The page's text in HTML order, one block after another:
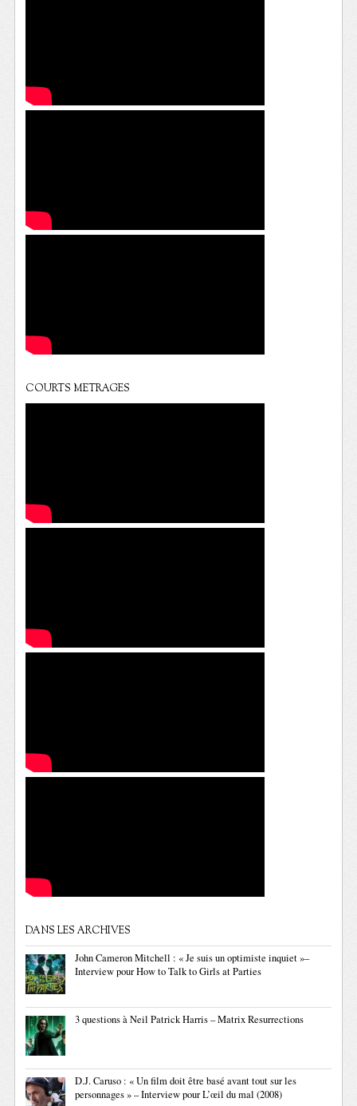
COURTS METRAGES
DANS LES ARCHIVES
John Cameron Mitchell : « Je suis un optimiste inquiet »–
Interview pour How to Talk to Girls at Parties
3 questions à Neil Patrick Harris – Matrix Resurrections
D.J. Caruso : « Un film doit être basé avant tout sur les
personnages » – Interview pour L’œil du mal (2008)